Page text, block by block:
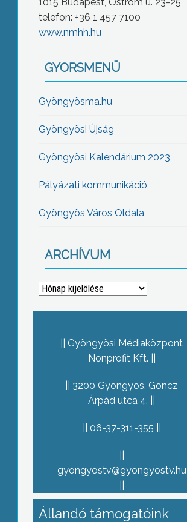
telefon: +36 1 457 7100
www.nmhh.hu
GYORSMENÜ
Gyöngyösma.hu
Gyöngyösi Újság
Gyöngyösi Kalendárium 2023
Pályázati kommunikáció
Gyöngyös Város Oldala
ARCHÍVUM
Archívum
Gyöngyösi Médiaközpont
Nonprofit Kft.
3200 Gyöngyös, Göncz
Árpád utca 4.
06-37-311-355
gyongyostv@gyongyostv.hu
Állandó támogatóink